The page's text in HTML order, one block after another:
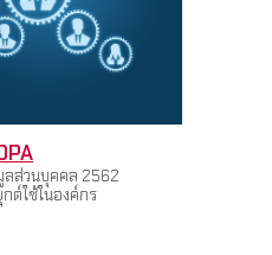
ส่วนบุคคล 2562
ต์ใช้ในองค์กร